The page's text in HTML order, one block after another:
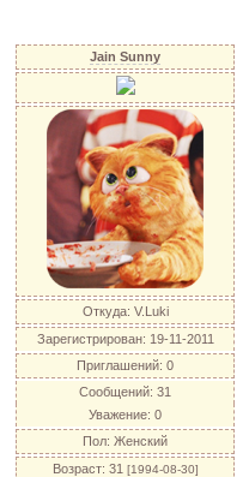
Jain Sunny
Откуда: V.Luki
Зарегистрирован: 19-11-2011
Приглашений: 0
Сообщений: 31
Уважение: 0
Пол: Женский
Возраст: 31 [1994-08-30]